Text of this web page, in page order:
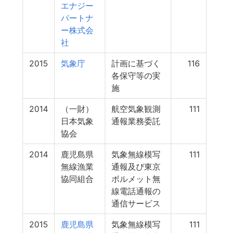
エナジー
パートナ
ー株式会
社
2015 気象庁
計画に基づく
各保守等の実
施
116
2014
（一財）
日本気象
協会
航空気象観測
通報業務委託
111
2014
鹿児島県
無線漁業
協同組合
気象無線模写
通報及び東京
ボルメット無
線電話通報の
通信サービス
111
2015
鹿児島県
気象無線模写
111